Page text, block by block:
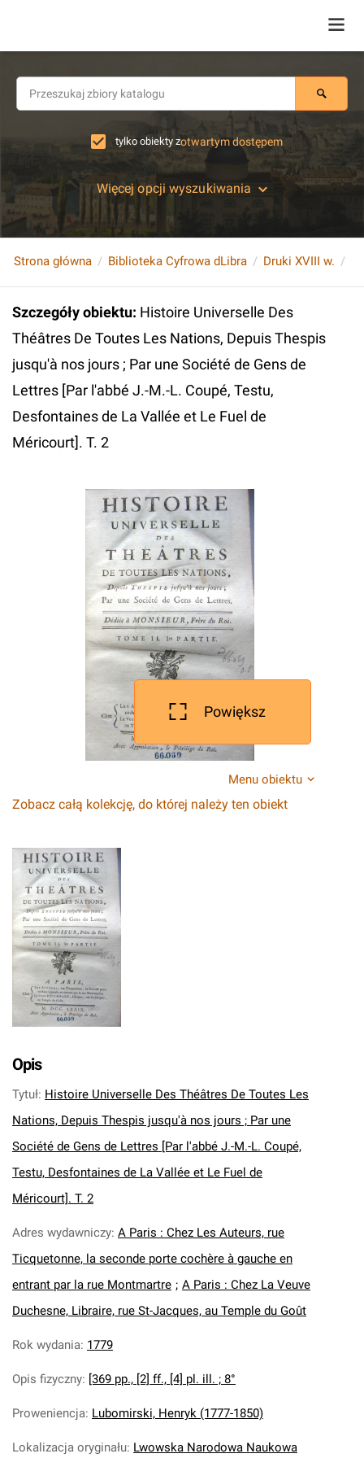
tylko obiekty zotwartym dostępem
Więcej opcji wyszukiwania
Strona główna Biblioteka Cyfrowa dLibra Druki XVIII w.
Szczegóły obiektu: Histoire Universelle Des
Théâtres De Toutes Les Nations, Depuis Thespis
jusqu'à nos jours ; Par une Société de Gens de
Lettres [Par l'abbé J.-M.-L. Coupé, Testu,
Desfontaines de La Vallée et Le Fuel de
Méricourt]. T. 2
Powiększ
Menu obiektu
Zobacz całą kolekcję, do której należy ten obiekt
Opis
Tytuł: Histoire Universelle Des Théâtres De Toutes Les
Nations, Depuis Thespis jusqu'à nos jours ; Par une
Société de Gens de Lettres [Par l'abbé J.-M.-L. Coupé,
Testu, Desfontaines de La Vallée et Le Fuel de
Méricourt]. T. 2
Adres wydawniczy: A Paris : Chez Les Auteurs, rue
Ticquetonne, la seconde porte cochère à gauche en
entrant par la rue Montmartre ; A Paris : Chez La Veuve
Duchesne, Libraire, rue St-Jacques, au Temple du Goût
Rok wydania: 1779
Opis fizyczny: [369 pp., [2] ff., [4] pl. ill. ; 8°
Proweniencja: Lubomirski, Henryk (1777-1850)
Lokalizacja oryginału: Lwowska Narodowa Naukowa